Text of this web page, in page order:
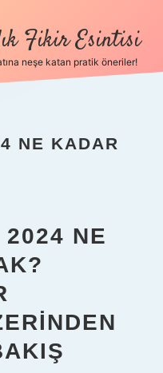
Fikir Esintisi
neşe katan pratik öneriler!
NE KADAR
NE